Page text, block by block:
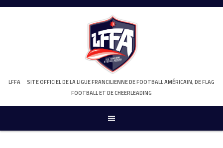
Skip
LFFA
SITE OFFICIEL DE LA LIGUE FRANCILIENNE DE FOOTBALL AMÉRICAIN, DE FLAG
FOOTBALL ET DE CHEERLEADING